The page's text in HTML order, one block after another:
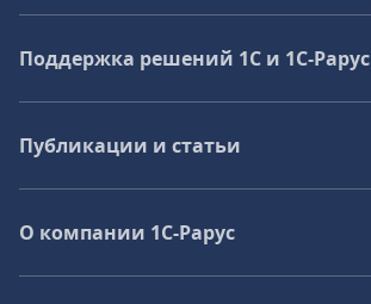
Поддержка решений 1С и 1С‑Рарус
Публикации и статьи
О компании 1C-Рарус